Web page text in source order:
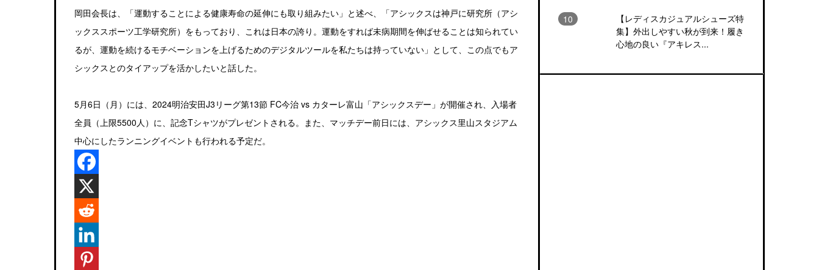
岡田会長は、「運動することによる健康寿命の延伸にも取り組みたい」と述べ、「アシックスは神戸に研究所（アシ
ックススポーツ工学研究所）をもっており、これは日本の誇り。運動をすれば未病期間を伸ばせることは知られてい
るが、運動を続けるモチベーションを上げるためのデジタルツールを私たちは持っていない」として、この点でもア
シックスとのタイアップを活かしたいと話した。
5月6日（月）には、2024明治安田J3リーグ第13節 FC今治 vs カターレ富山「アシックスデー」が開催され、入場者
全員（上限5500人）に、記念Tシャツがプレゼントされる。また、マッチデー前日には、アシックス里山スタジアム
中心にしたランニングイベントも行われる予定だ。
【レディスカジュアルシューズ特
集】外出しやすい秋が到来！履き
心地の良い『アキレス...